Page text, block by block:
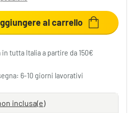
al carrello
tutta Italia a partire da 150€
6-10 giorni lavorativi
inclusa(e)